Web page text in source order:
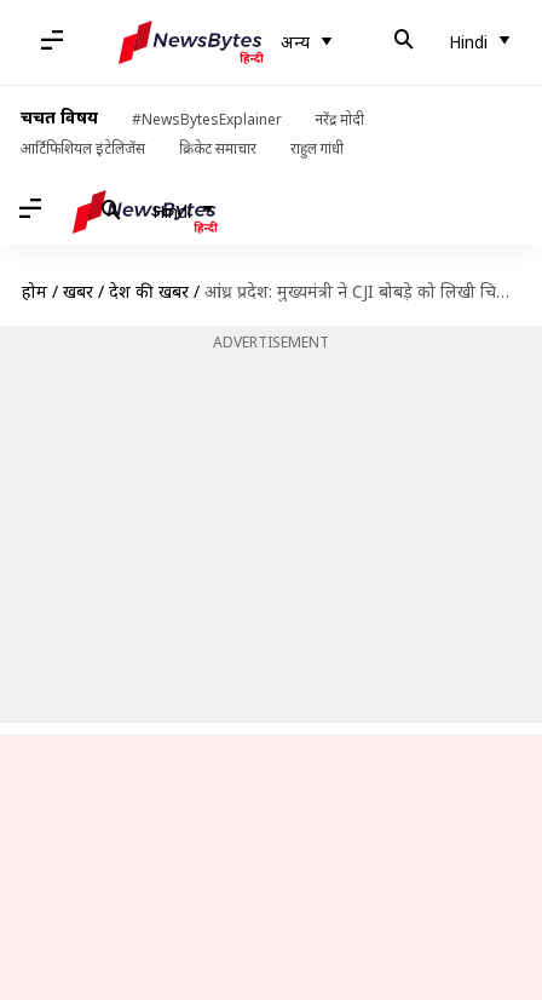
अन्य Hindi
चर्चित विषय #NewsBytesExplainer
नरेंद्र मोदी
आर्टिफिशियल इंटेलिजेंस
क्रिकेट समाचार राहुल गांधी
Hindi
होम / खबरें / देश की खबरें / आंध्र प्रदेश: मुख्यमंत्री ने CJI बोबड़े को लिखी चिट्ठी, जस्टिस रमन्ना पर लगाए गंभीर आरोप
ADVERTISEMENT